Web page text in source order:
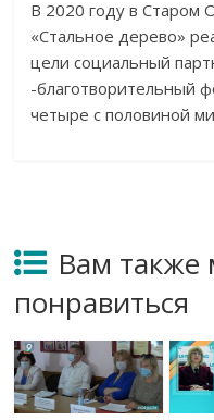
В 2020 году в Старом
«Стальное дерево»
цели социальный
-благотворительный
четыре с половиной
Вам также
понравиться